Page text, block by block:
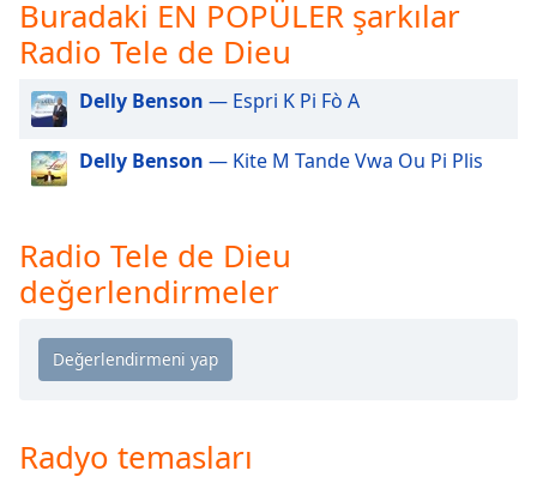
settings
dialog
subtitles
off
selected
Audio
Track
in-
Picture
Fullscreen
Beginning
Buradaki EN POPÜLER şarkılar
Radio Tele de Dieu
Delly Benson — Espri K Pi Fò A
Delly Benson — Kite M Tande Vwa Ou Pi Plis
Radio Tele de Dieu
değerlendirmeler
Radyo temasları